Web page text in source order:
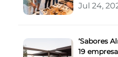
Jul 24,
‘Sabores
19